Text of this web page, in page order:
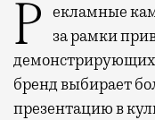
Рекламные кампании техники редко выходят
за рамки
бренд выбирает
презентацию в